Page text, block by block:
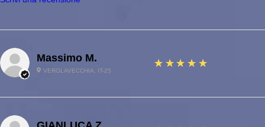
Massimo M.
VEROLAVECCHIA, IT-25
5
★★★★★